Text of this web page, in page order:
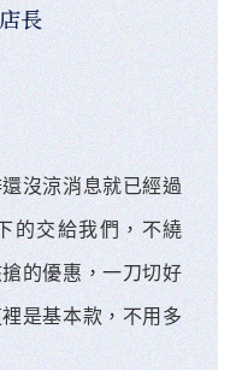
長
沒涼消息就已經過
的交給我們，不繞
的優惠，一刀切好
是基本款，不用多